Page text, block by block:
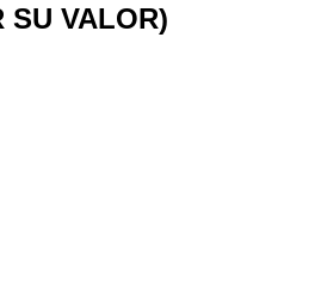
SU VALOR)